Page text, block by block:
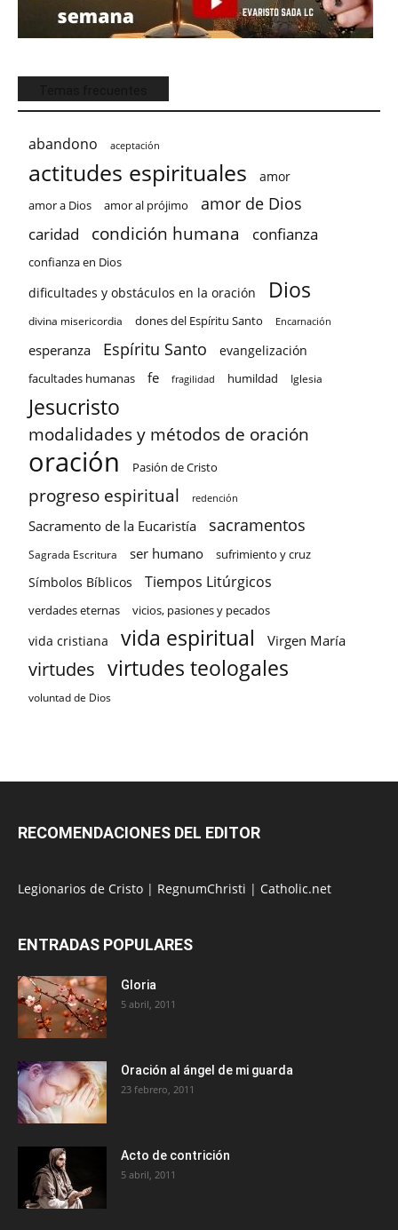
abandono aceptación
actitudes espirituales amor
amor a Dios amor al prójimo amor de Dios
caridad condición humana confianza
confianza en Dios
dificultades y obstáculos en la oración Dios
divina misericordia dones del Espíritu Santo Encarnación
esperanza Espíritu Santo evangelización
facultades humanas fe fragilidad humildad Iglesia
Jesucristo
modalidades y métodos de oración
oración Pasión de Cristo
progreso espiritual redención
Sacramento de la Eucaristía sacramentos
Sagrada Escritura ser humano sufrimiento y cruz
Símbolos Bíblicos Tiempos Litúrgicos
verdades eternas vicios, pasiones y pecados
vida cristiana vida espiritual Virgen María
virtudes virtudes teologales
voluntad de Dios
RECOMENDACIONES DEL EDITOR
Legionarios de Cristo | RegnumChristi | Catholic.net
ENTRADAS POPULARES
Gloria
5 abril, 2011
Oración al ángel de mi guarda
23 febrero, 2011
Acto de contrición
5 abril, 2011